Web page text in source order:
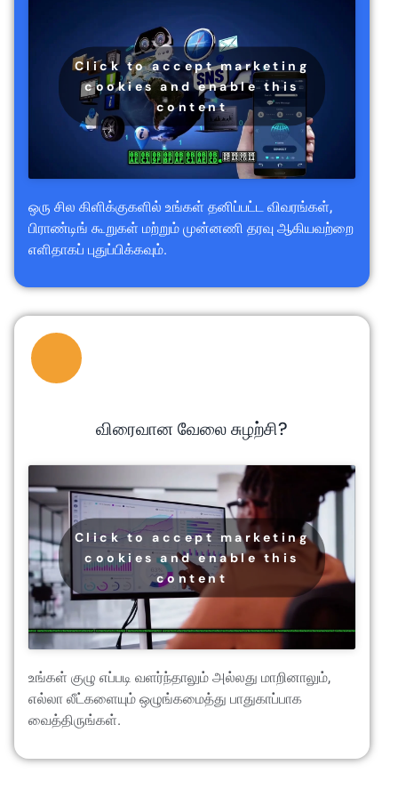
Click to accept marketing
cookies and enable this
content
ஒரு சில கிளிக்குகளில் உங்கள் தனிப்பட்ட விவரங்கள்,
பிராண்டிங் கூறுகள் மற்றும் முன்னணி தரவு ஆகியவற்றை
எளிதாகப் புதுப்பிக்கவும்.
விரைவான வேலை சுழற்சி?
Click to accept marketing
cookies and enable this
content
உங்கள் குழு எப்படி வளர்ந்தாலும் அல்லது மாறினாலும்,
எல்லா லீட்களையும் ஒழுங்கமைத்து பாதுகாப்பாக
வைத்திருங்கள்.